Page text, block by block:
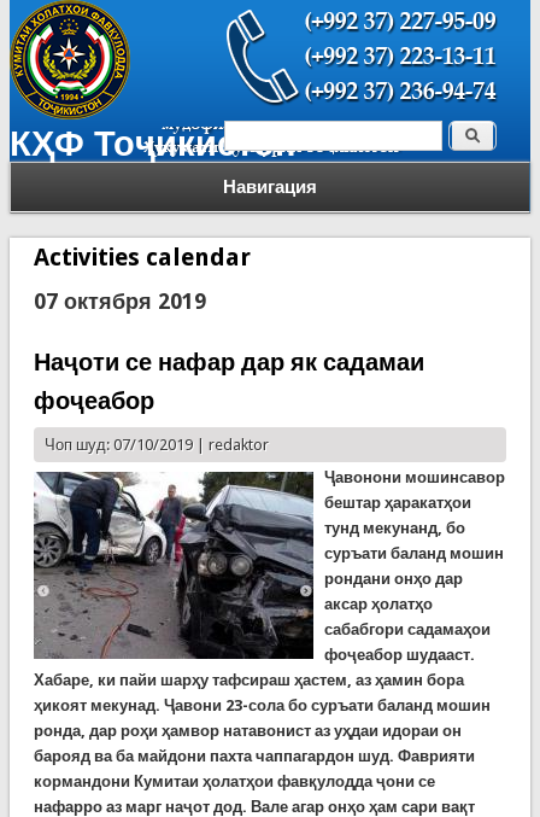
КҲФ Тоҷикистон
Навигация
Форма поиска Поиск
Activities calendar
07 октября 2019
Наҷоти се нафар дар як садамаи
фоҷеабор
Чоп шуд: 07/10/2019 | redaktor
Ҷавонони мошинсавор
бештар ҳаракатҳои
тунд мекунанд, бо
суръати баланд мошин
рондани онҳо дар
аксар ҳолатҳо
сабабгори садамаҳои
фоҷеабор шудааст.
Хабаре, ки пайи шарҳу тафсираш ҳастем, аз ҳамин бора
ҳикоят мекунад. Ҷавони 23-сола бо суръати баланд мошин
ронда, дар роҳи ҳамвор натавонист аз уҳдаи идораи он
барояд ва ба майдони пахта чаппагардон шуд. Фаврияти
кормандони Кумитаи ҳолатҳои фавқулодда ҷони се
нафарро аз марг наҷот дод. Вале агар онҳо ҳам сари вақт